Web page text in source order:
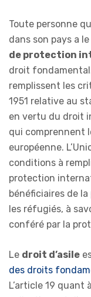
Toute personne
dans son pays a le
de protection
droit
remplissent les
1951 relative au
en vertu du droit
qui comprennent
européenne.
conditions à
protection
bénéficiaires de
les réfugiés, à
conféré par la
Le droit d’asile
des droits
L’article 19